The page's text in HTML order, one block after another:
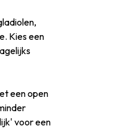
Kies een
een open
voor een